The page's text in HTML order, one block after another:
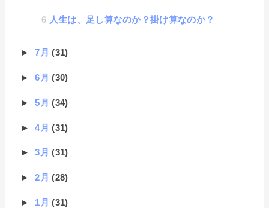
人生は、足し算なのか？掛け算なのか？
►7月(31)
►6月(30)
►5月(34)
►4月(31)
►3月(31)
►2月(28)
► 1月(31)